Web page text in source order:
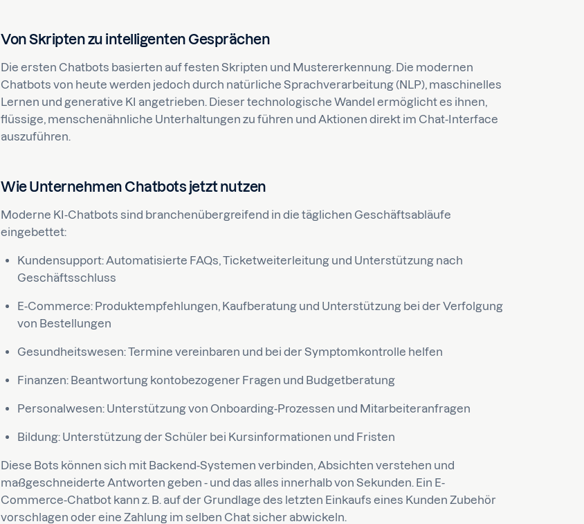
Von Skripten zu intelligenten Gesprächen
Die ersten Chatbots basierten auf festen Skripten und Mustererkennung. Die modernen
Chatbots von heute werden jedoch durch natürliche Sprachverarbeitung (NLP), maschinelles
Lernen und generative KI angetrieben. Dieser technologische Wandel ermöglicht es ihnen,
flüssige, menschenähnliche Unterhaltungen zu führen und Aktionen direkt im Chat-Interface
auszuführen.
Wie Unternehmen Chatbots jetzt nutzen
Moderne KI-Chatbots sind branchenübergreifend in die täglichen Geschäftsabläufe
eingebettet:
Kundensupport: Automatisierte FAQs, Ticketweiterleitung und Unterstützung nach
Geschäftsschluss
E-Commerce: Produktempfehlungen, Kaufberatung und Unterstützung bei der Verfolgung
von Bestellungen
Gesundheitswesen: Termine vereinbaren und bei der Symptomkontrolle helfen
Finanzen: Beantwortung kontobezogener Fragen und Budgetberatung
Personalwesen: Unterstützung von Onboarding-Prozessen und Mitarbeiteranfragen
Bildung: Unterstützung der Schüler bei Kursinformationen und Fristen
Diese Bots können sich mit Backend-Systemen verbinden, Absichten verstehen und
maßgeschneiderte Antworten geben - und das alles innerhalb von Sekunden. Ein E-
Commerce-Chatbot kann z. B. auf der Grundlage des letzten Einkaufs eines Kunden Zubehör
vorschlagen oder eine Zahlung im selben Chat sicher abwickeln.